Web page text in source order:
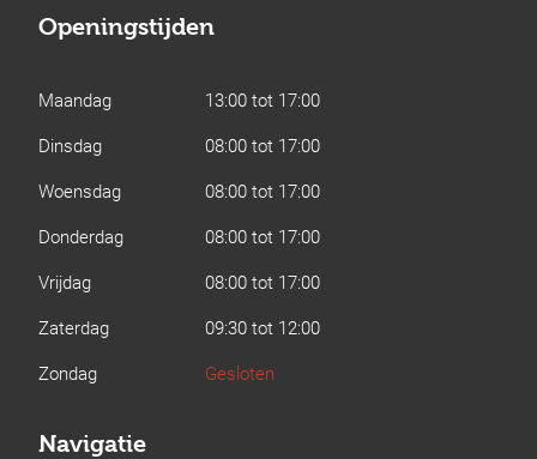
Openingstijden
Maandag
13:00 tot 17:00
Dinsdag
08:00 tot 17:00
Woensdag
08:00 tot 17:00
Donderdag
08:00 tot 17:00
Vrijdag
08:00 tot 17:00
Zaterdag
09:30 tot 12:00
Zondag
Gesloten
Navigatie